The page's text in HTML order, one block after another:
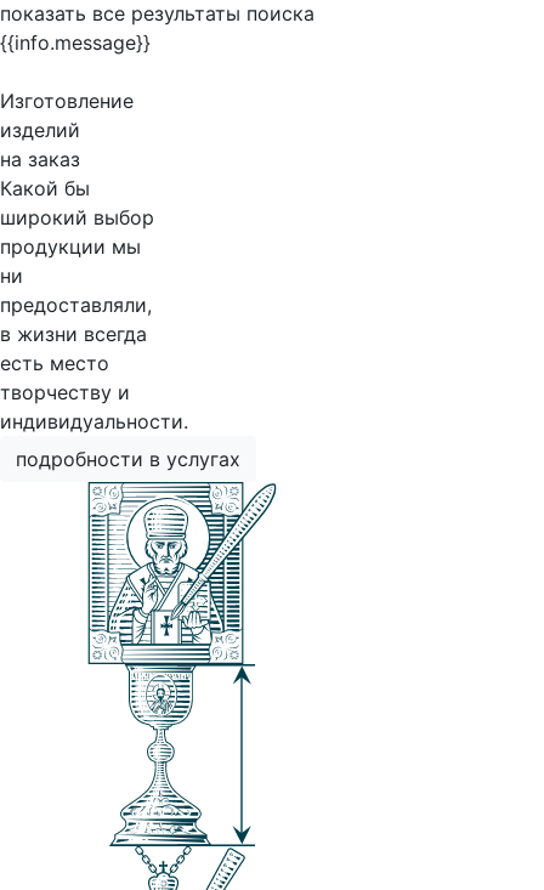
показать все результаты поиска
{{info.message}}
Изготовление
изделий
на заказ
Какой бы
широкий выбор
продукции мы
ни
предоставляли,
в жизни всегда
есть место
творчеству и
индивидуальности.
подробности в услугах